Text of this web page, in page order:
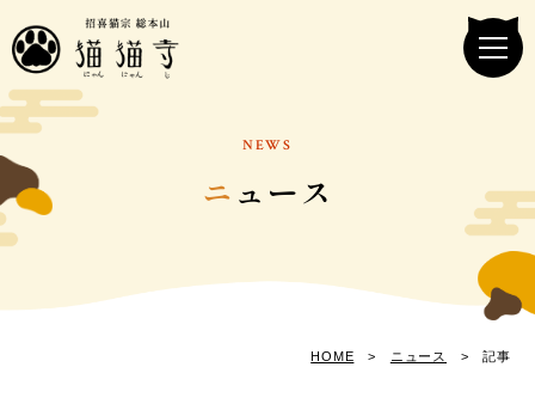
NEWS
ニ ュース
HOME > ニュース > 記事